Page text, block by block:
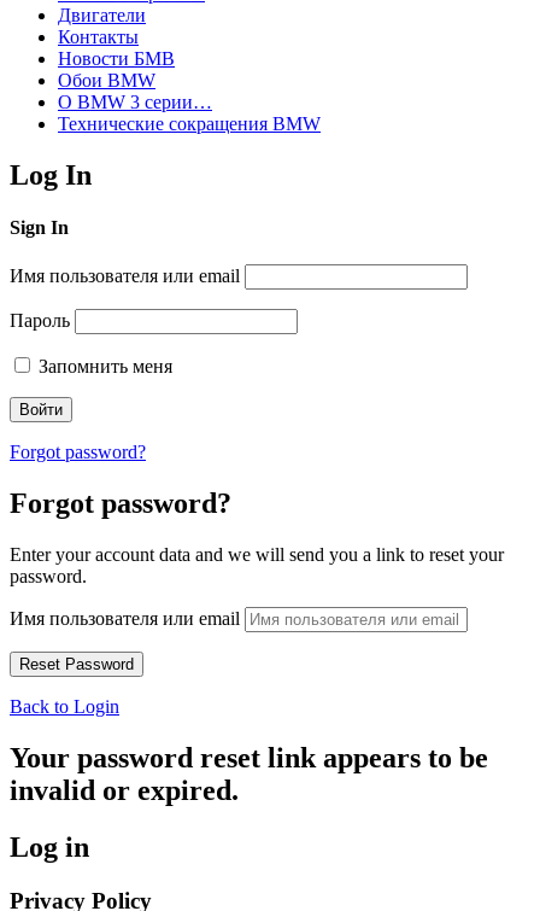
Двигатели
Контакты
Новости БМВ
Обои BMW
О BMW 3 серии…
Технические сокращения BMW
Log In
Sign In
Имя пользователя или email
Пароль
Запомнить меня
Forgot password?
Forgot password?
Enter your account data and we will send you a link to reset your
password.
Имя пользователя или email
Back to Login
Your password reset link appears to be
invalid or expired.
Log in
Privacy Policy